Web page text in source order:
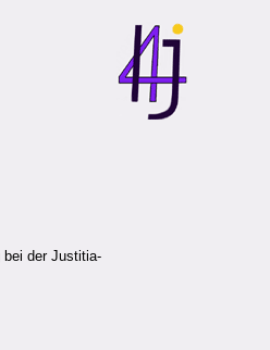
bei der Justitia-